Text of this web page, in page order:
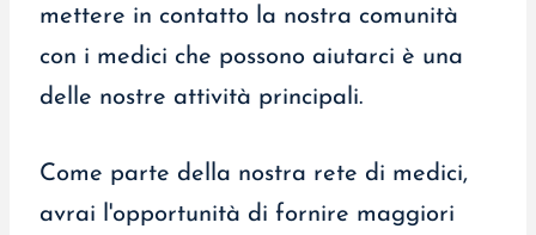
mettere in contatto la nostra comunità
con i medici che possono aiutarci è una
delle nostre attività principali.
Come parte della nostra rete di medici,
avrai l'opportunità di fornire maggiori